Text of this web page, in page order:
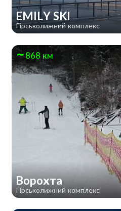
EMILY SKI
Гірськолижний комплекс
868 км
Ворохта
Гірськолижний комплекс